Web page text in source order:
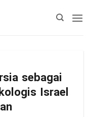
sebagai
Israel